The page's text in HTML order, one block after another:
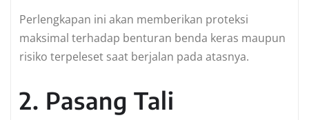
Perlengkapan ini akan memberikan proteksi
maksimal terhadap benturan benda keras maupun
risiko terpeleset saat berjalan pada atasnya.
2. Pasang Tali